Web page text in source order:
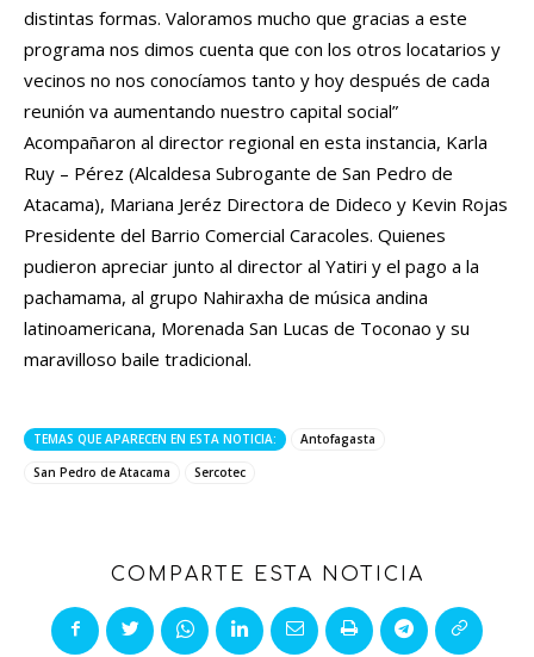
distintas formas. Valoramos mucho que gracias a este
programa nos dimos cuenta que con los otros locatarios y
vecinos no nos conocíamos tanto y hoy después de cada
reunión va aumentando nuestro capital social”
Acompañaron al director regional en esta instancia, Karla
Ruy – Pérez (Alcaldesa Subrogante de San Pedro de
Atacama), Mariana Jeréz Directora de Dideco y Kevin Rojas
Presidente del Barrio Comercial Caracoles. Quienes
pudieron apreciar junto al director al Yatiri y el pago a la
pachamama, al grupo Nahiraxha de música andina
latinoamericana, Morenada San Lucas de Toconao y su
maravilloso baile tradicional.
TEMAS QUE APARECEN EN ESTA NOTICIA:
Antofagasta
San Pedro de Atacama
Sercotec
COMPARTE ESTA NOTICIA